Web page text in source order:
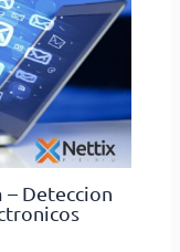
– Deteccion